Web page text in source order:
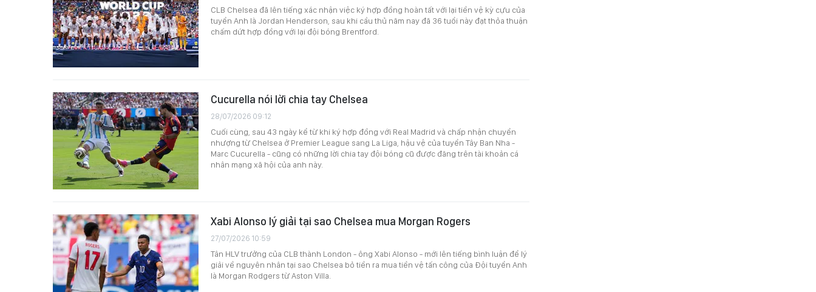
CLB Chelsea đã lên tiếng xác nhận việc ký hợp đồng hoàn tất với lại tiền vệ kỳ cựu của
tuyển Anh là Jordan Henderson, sau khi cầu thủ năm nay đã 36 tuổi này đạt thỏa thuận
chấm dứt hợp đồng với lại đội bóng Brentford.
Cucurella nói lời chia tay Chelsea
28/07/2026 09:12
Cuối cùng, sau 43 ngày kể từ khi ký hợp đồng với Real Madrid và chấp nhận chuyển
nhượng từ Chelsea ở Premier League sang La Liga, hậu vệ của tuyển Tây Ban Nha -
Marc Cucurella - cũng có những lời chia tay đội bóng cũ được đăng trên tài khoản cá
nhân mạng xã hội của anh này.
Xabi Alonso lý giải tại sao Chelsea mua Morgan Rogers
27/07/2026 10:59
Tân HLV trưởng của CLB thành London - ông Xabi Alonso - mới lên tiếng bình luận để lý
giải về nguyên nhân tại sao Chelsea bỏ tiền ra mua tiền vệ tấn công của Đội tuyển Anh
là Morgan Rodgers từ Aston Villa.